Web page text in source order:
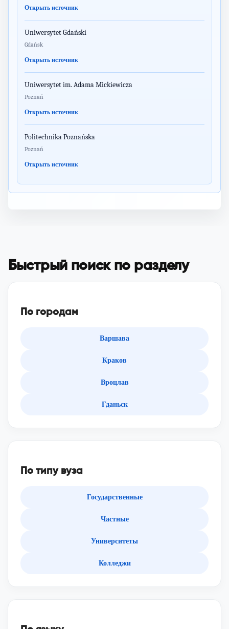
Открыть источник
Uniwersytet Gdański
Gdańsk
Открыть источник
Uniwersytet im. Adama Mickiewicza
Poznań
Открыть источник
Politechnika Poznańska
Poznań
Открыть источник
Быстрый поиск по разделу
По городам
Варшава
Краков
Вроцлав
Гданьск
По типу вуза
Государственные
Частные
Университеты
Колледжи